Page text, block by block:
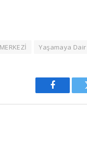
Yaşamaya Dair
Facebook